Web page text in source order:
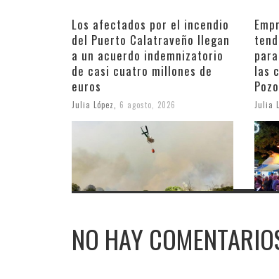
Los afectados por el incendio
del Puerto Calatraveño llegan
a un acuerdo indemnizatorio
de casi cuatro millones de
euros
Julia López 6 agosto, 2026
las
Julia
NO HAY